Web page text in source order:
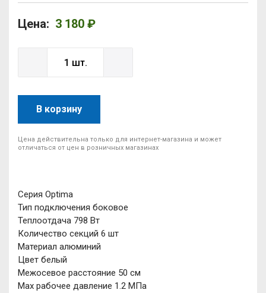
Цена: 3 180 ₽
В корзину
Цена действительна только для интернет-магазина и может
отличаться от цен в розничных магазинах
Серия Optima
Тип подключения боковое
Теплоотдача 798 Вт
Количество секций 6 шт
Материал алюминий
Цвет белый
Межосевое расстояние 50 см
Мах рабочее давление 1.2 МПа